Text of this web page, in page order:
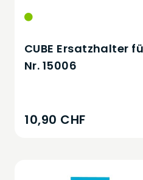
CUBE Ersatzhalter
Nr. 15006
10,90 CHF